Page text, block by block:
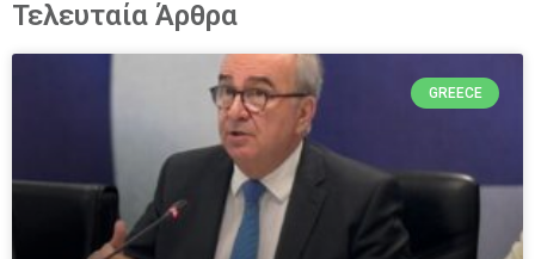
Τελευταία Άρθρα
GREECE